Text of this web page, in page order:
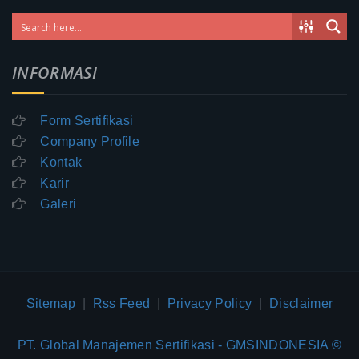
INFORMASI
Form Sertifikasi
Company Profile
Kontak
Karir
Galeri
Sitemap Rss Feed Privacy Policy Disclaimer
PT. Global Manajemen Sertifikasi - GMSINDONESIA ©